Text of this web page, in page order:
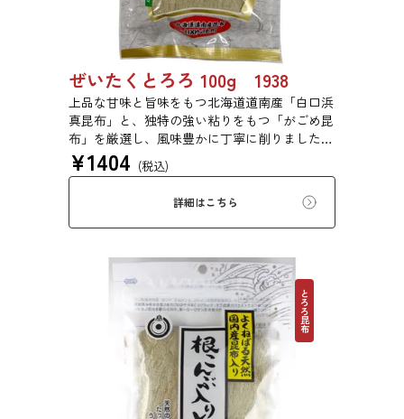
ぜいたくとろろ 100g 1938
上品な甘味と旨味をもつ北海道道南産「白口浜
真昆布」と、独特の強い粘りをもつ「がごめ昆
布」を厳選し、風味豊かに丁寧に削りました。
ぜいたくな味を、思う存分にご堪能ください。
¥1404 (税込)
詳細はこちら
とろろ昆布